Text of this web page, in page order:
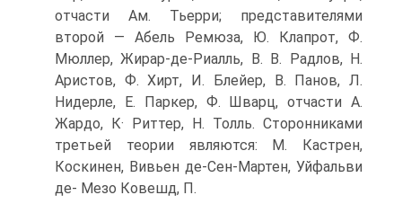
отчасти Ам. Тьерри; представителями
второй — Абель Ремюза, Ю. Клапрот, Ф.
Мюллер, Жирар-де-Риалль, В. В. Радлов, Н.
Аристов, Ф. Хирт, И. Блейер, В. Панов, Л.
Нидерле, Е. Паркер, Ф. Шварц, отчасти А.
Жардо, К· Рит­тер, Н. Толль. Сторонниками
третьей теории являются: М. Кастрен,
Коскинен, Вивьен де-Сен-Мартен, Уйфальви
де- Мезо Ковешд, П.